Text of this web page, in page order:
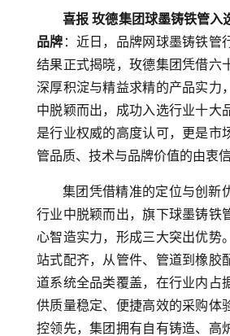
喜报 玫德集团球墨铸铁管入
品牌 ：近日，品牌网球墨铸铁管
结果正式揭晓，玫德集团凭借六
深厚积淀与精益求精的产品实力
中脱颖而出，成功入选行业十大
是行业权威的高度认可，更是市
管品质、技术与品牌价值的由衷信
集团凭借精准的定位与创新
行业中脱颖而出，旗下球墨铸铁
心智造实力，形成三大突出优势
站式配齐，从管件、管道到橡胶
道系统全品类覆盖，在行业内占
供质量稳定、便捷高效的采购体
控领先，集团拥有自有铸造、高